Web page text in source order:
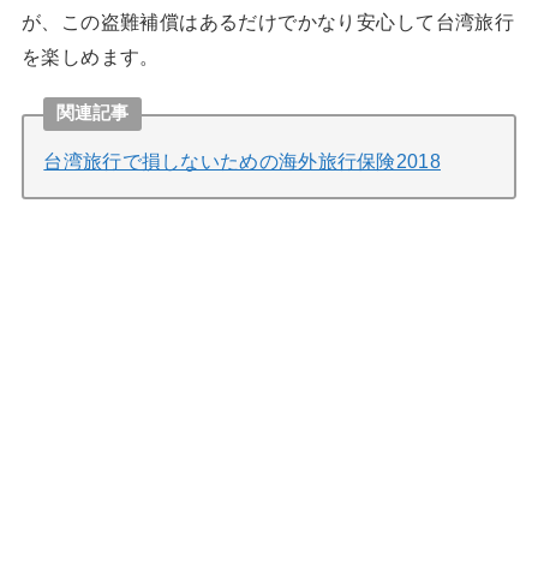
が、この盗難補償はあるだけでかなり安心して台湾旅行
を楽しめます。
関連記事
台湾旅行で損しないための海外旅行保険2018